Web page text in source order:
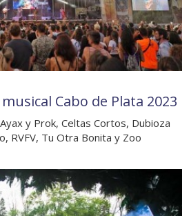
Cabo de Plata 2023
y Prok, Celtas Cortos, Dubioza
RVFV, Tu Otra Bonita y Zoo